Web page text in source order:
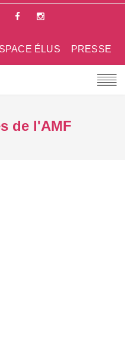
PRESSE
ÉLUS
de l'AMF